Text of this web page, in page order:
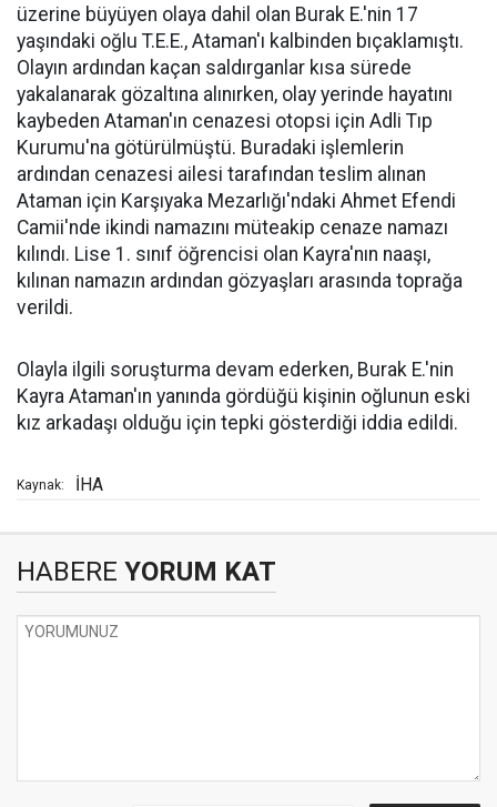
üzerine büyüyen olaya dahil olan Burak E.'nin 17
yaşındaki oğlu T.E.E., Ataman'ı kalbinden bıçaklamıştı.
Olayın ardından kaçan saldırganlar kısa sürede
yakalanarak gözaltına alınırken, olay yerinde hayatını
kaybeden Ataman'ın cenazesi otopsi için Adli Tıp
Kurumu'na götürülmüştü. Buradaki işlemlerin
ardından cenazesi ailesi tarafından teslim alınan
Ataman için Karşıyaka Mezarlığı'ndaki Ahmet Efendi
Camii'nde ikindi namazını müteakip cenaze namazı
kılındı. Lise 1. sınıf öğrencisi olan Kayra'nın naaşı,
kılınan namazın ardından gözyaşları arasında toprağa
verildi.
Olayla ilgili soruşturma devam ederken, Burak E.'nin
Kayra Ataman'ın yanında gördüğü kişinin oğlunun eski
kız arkadaşı olduğu için tepki gösterdiği iddia edildi.
Kaynak: İHA
HABERE YORUM KAT